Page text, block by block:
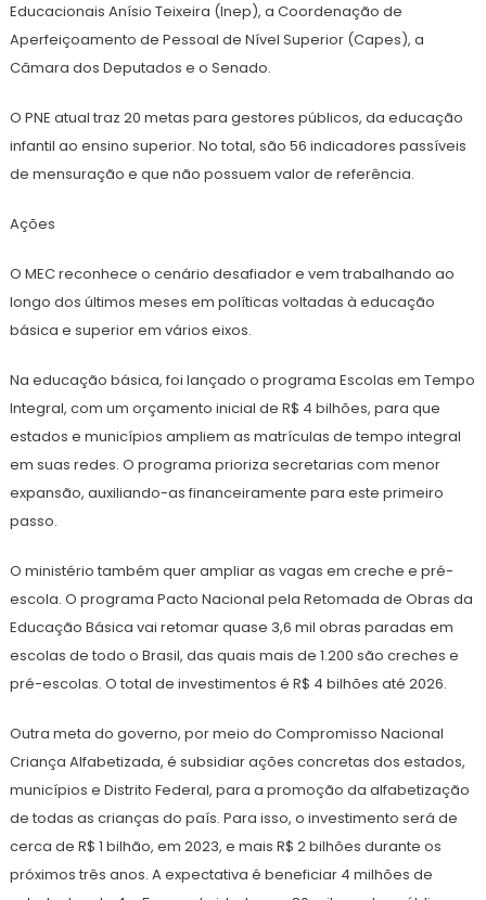
Educacionais Anísio Teixeira (Inep), a Coordenação de
Aperfeiçoamento de Pessoal de Nível Superior (Capes), a
Câmara dos Deputados e o Senado.
O PNE atual traz 20 metas para gestores públicos, da educação
infantil ao ensino superior. No total, são 56 indicadores passíveis
de mensuração e que não possuem valor de referência.
Ações
O MEC reconhece o cenário desafiador e vem trabalhando ao
longo dos últimos meses em políticas voltadas à educação
básica e superior em vários eixos.
Na educação básica, foi lançado o programa Escolas em Tempo
Integral, com um orçamento inicial de R$ 4 bilhões, para que
estados e municípios ampliem as matrículas de tempo integral
em suas redes. O programa prioriza secretarias com menor
expansão, auxiliando-as financeiramente para este primeiro
passo.
O ministério também quer ampliar as vagas em creche e pré-
escola. O programa Pacto Nacional pela Retomada de Obras da
Educação Básica vai retomar quase 3,6 mil obras paradas em
escolas de todo o Brasil, das quais mais de 1.200 são creches e
pré-escolas. O total de investimentos é R$ 4 bilhões até 2026.
Outra meta do governo, por meio do Compromisso Nacional
Criança Alfabetizada, é subsidiar ações concretas dos estados,
municípios e Distrito Federal, para a promoção da alfabetização
de todas as crianças do país. Para isso, o investimento será de
cerca de R$ 1 bilhão, em 2023, e mais R$ 2 bilhões durante os
próximos três anos. A expectativa é beneficiar 4 milhões de